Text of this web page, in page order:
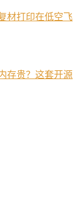
材打印在低空飞
存贵？这套开源